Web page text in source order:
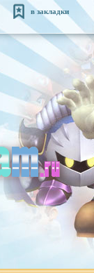
в закладки